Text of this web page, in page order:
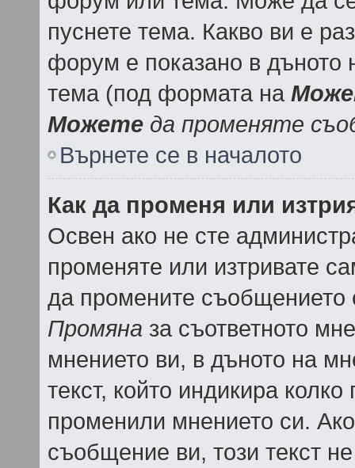
пуснете тема. Какво ви е
форум е показано в дъното
тема (под формата на
Можетеда променяте
Върнете се в началото
Как да променя или
Освен ако не сте
променяте или изтривате
да промените съобщението
Промяна за съответното
мнението ви, в дъното на
текст, който индикира
променили мнението си.
съобщение ви, този текст